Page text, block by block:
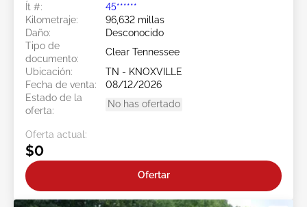
Ít #:
45******
Kilometraje:
96,632 millas
Daño:
Desconocido
Tipo de
documento:
Clear Tennessee
Ubicación:
TN - KNOXVILLE
Fecha de venta:
08/12/2026
Estado de la
oferta:
No has ofertado
Oferta actual:
$0
Ofertar